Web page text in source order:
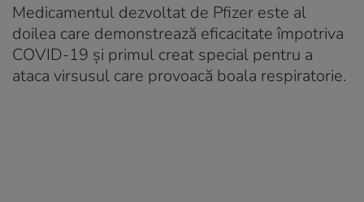
Medicamentul dezvoltat de Pfizer este al
doilea care demonstrează eficacitate împotriva
COVID-19 și primul creat special pentru a
ataca virsusul care provoacă boala respiratorie.